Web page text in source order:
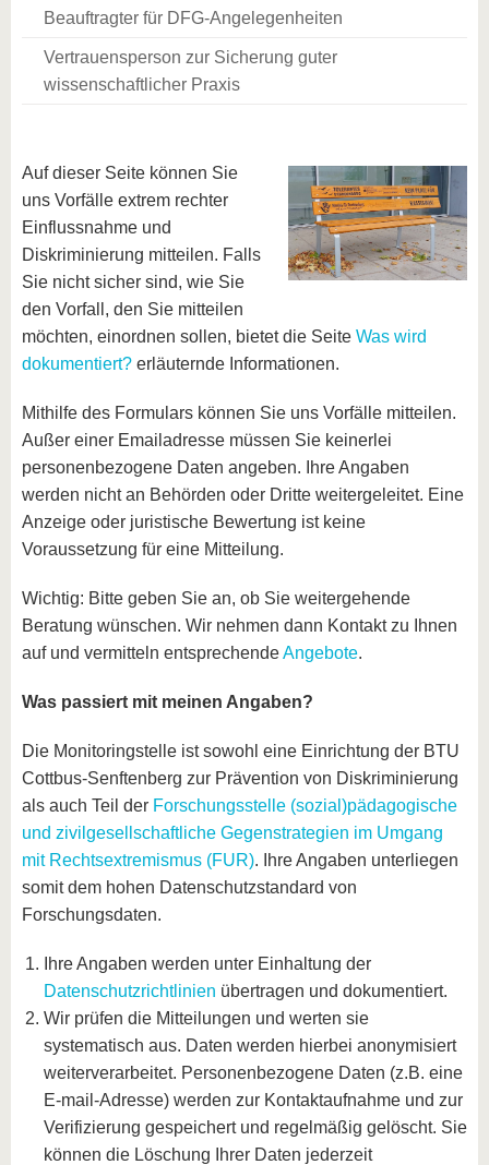
Beauftragter für DFG-Angelegenheiten
Vertrauensperson zur Sicherung guter
wissenschaftlicher Praxis
Auf dieser Seite können Sie
uns Vorfälle extrem rechter
Einflussnahme und
Diskriminierung mitteilen. Falls
Sie nicht sicher sind, wie Sie
den Vorfall, den Sie mitteilen
möchten, einordnen sollen, bietet die Seite Was wird
dokumentiert? erläuternde Informationen.
Mithilfe des Formulars können Sie uns Vorfälle mitteilen.
Außer einer Emailadresse müssen Sie keinerlei
personenbezogene Daten angeben. Ihre Angaben
werden nicht an Behörden oder Dritte weitergeleitet. Eine
Anzeige oder juristische Bewertung ist keine
Voraussetzung für eine Mitteilung.
Wichtig: Bitte geben Sie an, ob Sie weitergehende
Beratung wünschen. Wir nehmen dann Kontakt zu Ihnen
auf und vermitteln entsprechendeAngebote.
Was passiert mit meinen Angaben?
Die Monitoringstelle ist sowohl eine Einrichtung der BTU
Cottbus-Senftenberg zur Prävention von Diskriminierung
als auch Teil der Forschungsstelle (sozial)pädagogische
und zivilgesellschaftliche Gegenstrategien im Umgang
mit Rechtsextremismus (FUR). Ihre Angaben unterliegen
somit dem hohen Datenschutzstandard von
Forschungsdaten.
Ihre Angaben werden unter Einhaltung der
Datenschutzrichtlinien übertragen und dokumentiert.
Wir prüfen die Mitteilungen und werten sie
systematisch aus. Daten werden hierbei anonymisiert
weiterverarbeitet. Personenbezogene Daten (z.B. eine
E-mail-Adresse) werden zur Kontaktaufnahme und zur
Verifizierung gespeichert und regelmäßig gelöscht. Sie
können die Löschung Ihrer Daten jederzeit